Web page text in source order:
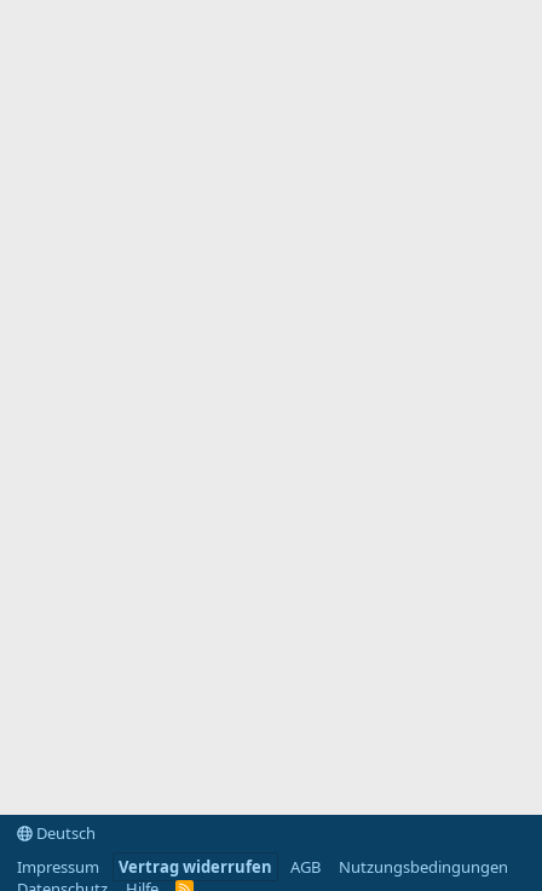
Deutsch
Impressum
Vertrag widerrufen AGB
Nutzungsbedingungen
R